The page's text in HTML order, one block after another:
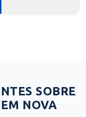
SOBRE
NOVA